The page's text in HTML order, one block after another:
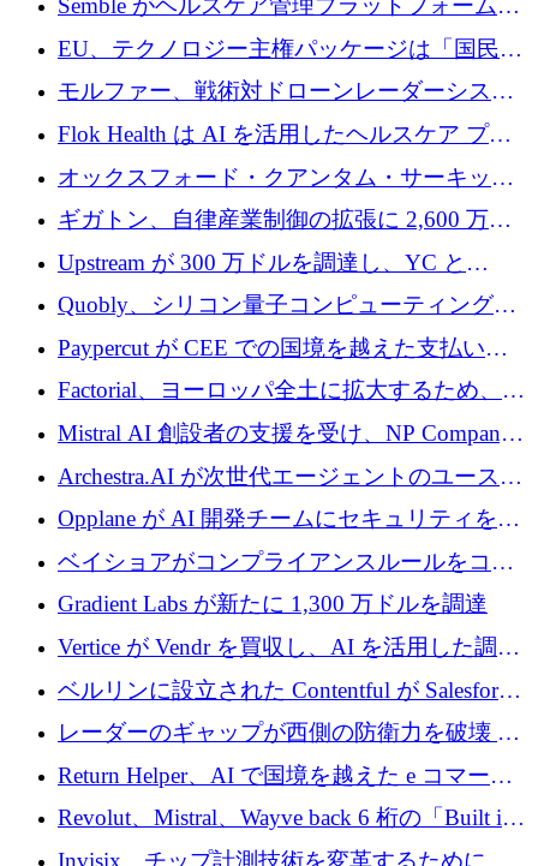
Semble がヘルスケア管理プラットフォームを
拡大するためにシリーズ C で 3,000 万ポンド
を調達
EU、テクノロジー主権パッケージは「国民の
保護」に関するものだと発言
モルファー、戦術対ドローンレーダーシステ
ムを最前線に近づけるために150万ユーロを調
Flok Health は AI を活用したヘルスケア プラ
ットフォームの成長に 1,250 万ドルを投資
オックスフォード・クアンタム・サーキット
が「成人向け」2億6,000万ポンドの資金調達
ラウンドを獲得
ギガトン、自律産業制御の拡張に 2,600 万ド
ルを調達
Upstream が 300 万ドルを調達し、YC と
Xavier Niel が支援する共同 AI 受信箱を立ち上
げる
Quobly、シリコン量子コンピューティングの
商用化のためにシリーズ A で 1 億 1,500 万ユ
ーロを調達
Paypercut が CEE での国境を越えた支払いを
拡大するために 500 万ユーロを確保
Factorial、ヨーロッパ全土に拡大するため、25
億ドルの評価額で1億5,000万ドルのシリーズD
Mistral AI 創設者の支援を受け、NP Company
がエンジニアリング向け AI を推進するために
600 万ユーロのプレシードを確保
Archestra.AI が次世代エージェントのユースケ
ースを実現するために 1,000 万ドルを調達
Opplane が AI 開発チームにセキュリティをも
たらすために 450 万ユーロを調達
ベイショアがコンプライアンスルールをコー
ド化するために800万ドルを調達
Gradient Labs が新たに 1,300 万ドルを調達
Vertice が Vendr を買収し、AI を活用した調達
インテリジェンス プラットフォームを構築
ベルリンに設立された Contentful が Salesforce
に買収される
レーダーのギャップが西側の防衛力を破壊 —
そしてベルリンのチップスタートアップがそ
れを埋める
Return Helper、AI で国境を越えた e コマース
の返品を利益に変えるシリーズ A で 400 万ド
ルを調達
Revolut、Mistral、Wayve back 6 桁の「Built in
Europe」キャンペーン
Invisix、チップ計測技術を変革するために